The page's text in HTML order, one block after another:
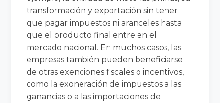
transformación y exportación sin tener
que pagar impuestos ni aranceles hasta
que el producto final entre en el
mercado nacional. En muchos casos, las
empresas también pueden beneficiarse
de otras exenciones fiscales o incentivos,
como la exoneración de impuestos a las
ganancias o a las importaciones de